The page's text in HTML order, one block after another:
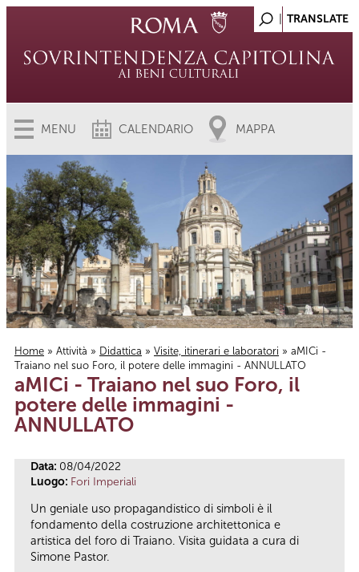
MENU CALENDARIO MAPPA
Tu sei qui
Home » Attività » Didattica » Visite, itinerari e laboratori » aMICi -
Traiano nel suo Foro, il potere delle immagini - ANNULLATO
aMICi - Traiano nel suo Foro, il
potere delle immagini -
ANNULLATO
Data: 08/04/2022
Luogo: Fori Imperiali
Un geniale uso propagandistico di simboli è il
fondamento della costruzione architettonica e
artistica del foro di Traiano. Visita guidata a cura di
Simone Pastor.